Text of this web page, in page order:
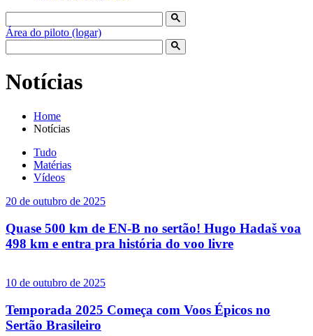
Área do piloto (logar)
Notícias
Home
Notícias
Tudo
Matérias
Vídeos
20 de outubro de 2025
Quase 500 km de EN-B no sertão! Hugo Hadaš voa
498 km e entra pra história do voo livre
10 de outubro de 2025
Temporada 2025 Começa com Voos Épicos no
Sertão Brasileiro